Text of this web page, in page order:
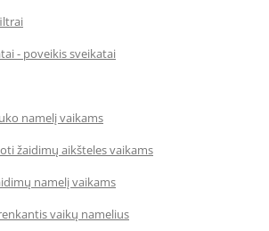
- poveikis sveikatai
namelį vaikams
žaidimų aikšteles vaikams
namelį vaikams
vaikų namelius